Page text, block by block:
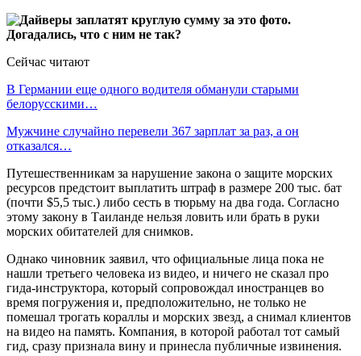
Сейчас читают
В Германии еще одного водителя обманули старыми
белорусскими…
Мужчине случайно перевели 367 зарплат за раз, а он
отказался…
Путешественникам за нарушение закона о защите морских
ресурсов предстоит выплатить штраф в размере 200 тыс. бат
(почти $5,5 тыс.) либо сесть в тюрьму на два года. Согласно
этому закону в Таиланде нельзя ловить или брать в руки
морских обитателей для снимков.
Однако чиновник заявил, что официальные лица пока не
нашли третьего человека из видео, и ничего не сказал про
гида-инструктора, который сопровождал иностранцев во
время погружения и, предположительно, не только не
помешал трогать кораллы и морских звезд, а снимал клиентов
на видео на память. Компания, в которой работал тот самый
гид, сразу признала вину и принесла публичные извинения.